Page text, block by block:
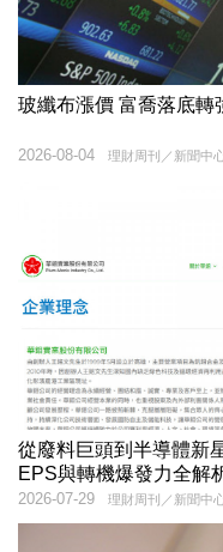
玻纖布漲價 富喬落底轉
理財周刊／新聞中
2026-08-04
從廢料巨頭到半導體新
EPS與轉機爆發力全解
理財周刊／新聞中
2026-07-29